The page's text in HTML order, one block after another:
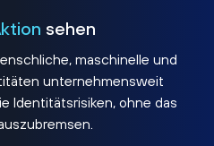
sehen
maschinelle und
unternehmensweit
Identitätsrisiken, ohne das